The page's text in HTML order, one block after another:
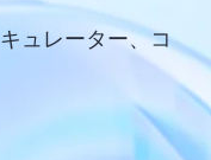
ュレーター、コ